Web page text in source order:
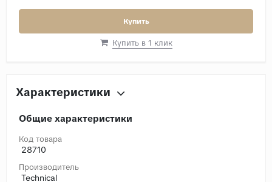
Купить
Купить в 1 клик
Характеристики
Общие характеристики
Код товара
28710
Производитель
Technical